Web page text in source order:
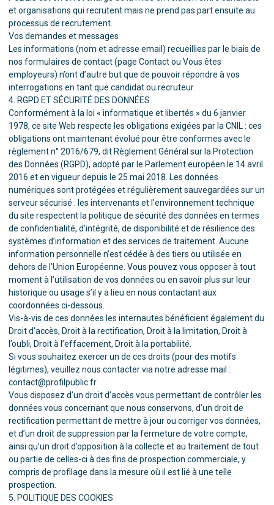
et organisations qui recrutent mais ne prend pas part ensuite au
processus de recrutement.
Vos demandes et messages
Les informations (nom et adresse email) recueillies par le biais de
nos formulaires de contact (page Contactou Vous êtes
employeurs) n’ont d’autre but que de pouvoir répondre à vos
interrogations en tant que candidat ou recruteur.
4. RGPD ET SÉCURITÉ DES DONNÉES
Conformément à la loi « informatique et libertés » du 6 janvier
1978, ce site Web respecte les obligations exigées par la CNIL : ces
obligations ont maintenant évolué pour être conformes avec le
règlement n° 2016/679, dit Règlement Général sur la Protection
des Données (RGPD), adopté par le Parlement européen le 14 avril
2016 et en vigueur depuis le 25 mai 2018. Les données
numériques sont protégées et régulièrement sauvegardées sur un
serveur sécurisé : les intervenants et l’environnement technique
du site respectent la politique de sécurité des données en termes
de confidentialité, d’intégrité, de disponibilité et de résilience des
systèmes d’information et des services de traitement. Aucune
information personnelle n’est cédée à des tiers ou utilisée en
dehors de l’Union Européenne. Vous pouvez vous opposer à tout
moment à l’utilisation de vos données ou en savoir plus sur leur
historique ou usage s’il y a lieu en nous contactant aux
coordonnées ci-dessous.
Vis-à-vis de ces données les internautes bénéficient également du
Droit d’accès, Droit à la rectification, Droit à la limitation, Droit à
l’oubli, Droit à l’effacement, Droit à la portabilité.
Si vous souhaitez exercer un de ces droits (pour des motifs
légitimes), veuillez nous contacter via notre adresse mail :
contact@profilpublic.fr
Vous disposez d’un droit d’accès vous permettant de contrôler les
données vous concernant que nous conservons, d’un droit de
rectification permettant de mettre à jour ou corriger vos données,
et d’un droit de suppression par la fermeture de votre compte,
ainsi qu’un droit d’opposition à la collecte et au traitement de tout
ou partie de celles-ci à des fins de prospection commerciale, y
compris de profilage dans la mesure où il est lié à une telle
prospection.
5. POLITIQUE DES COOKIES